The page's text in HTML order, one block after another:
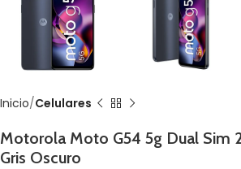
Inicio Celulares
Motorola Moto G54 5g Dual Sim
Gris Oscuro